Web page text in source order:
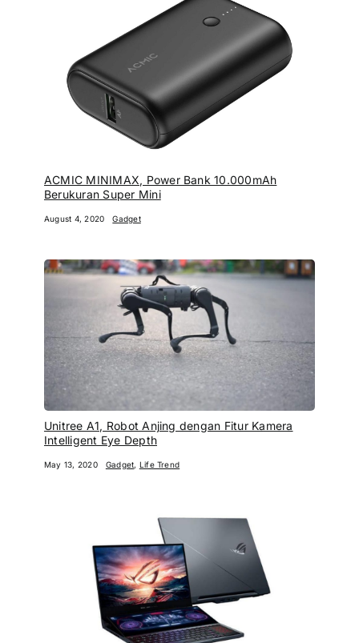
ACMIC MINIMAX, Power Bank 10.000mAh
Berukuran Super Mini
August 4, 2020 Gadget
Unitree A1, Robot Anjing dengan Fitur Kamera
Intelligent Eye Depth
May 13, 2020 Gadget, Life Trend